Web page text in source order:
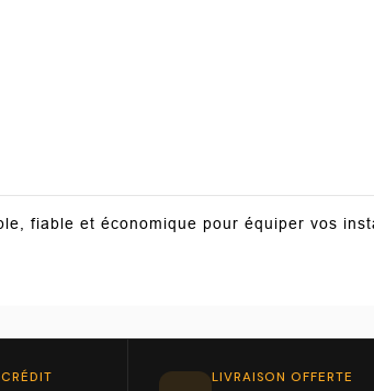
fiable et économique pour équiper vos
LIVRAISON OFFERTE